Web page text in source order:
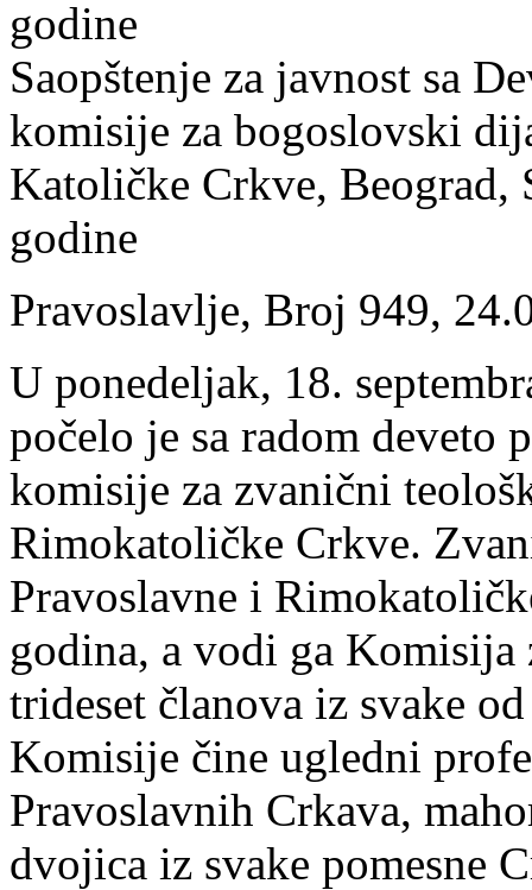
Saopštenje za javnost sa
komisije za bogoslovski
Katoličke Crkve, Beograd,
godine
Pravoslavlje, Broj 949,
U ponedeljak, 18.
počelo je sa radom deveto
komisije za zvanični
Rimokatoličke Crkve.
Pravoslavne i
godina, a vodi ga Komisija
trideset članova iz svake
Komisije čine ugledni
Pravoslavnih Crkava,
dvojica iz svake pomesne